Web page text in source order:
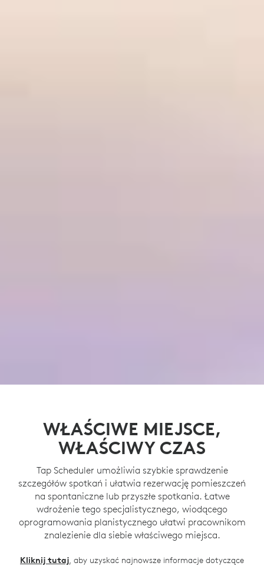
WŁAŚCIWE MIEJSCE,
WŁAŚCIWY CZAS
Tap Scheduler umożliwia szybkie sprawdzenie
szczegółów spotkań i ułatwia rezerwację pomieszczeń
na spontaniczne lub przyszłe spotkania. Łatwe
wdrożenie tego specjalistycznego, wiodącego
oprogramowania planistycznego ułatwi pracownikom
znalezienie dla siebie właściwego miejsca.
Kliknij tutaj, aby uzyskać najnowsze informacje dotyczące